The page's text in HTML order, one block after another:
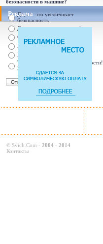
безопасности в машине?
Да, т.к. это увеличивает
безопасность
Да, т.к. увеличились штрафы
От случая к случаю...
Нет, с ремнем не удобно
Нет, Я уверен в себе
Так есть же подушки безопасности!
Зачем пристегива
Реклама
© Svich.Com - 2004 - 2014
Контакты